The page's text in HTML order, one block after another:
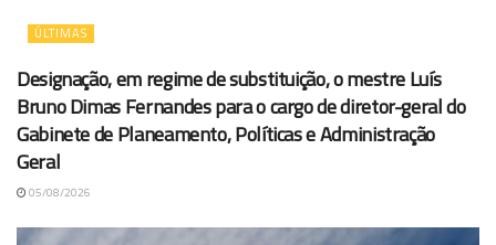
ÚLTIMAS
Designação, em regime de substituição, o mestre Luís
Bruno Dimas Fernandes para o cargo de diretor-geral do
Gabinete de Planeamento, Políticas e Administração
Geral
05/08/2026